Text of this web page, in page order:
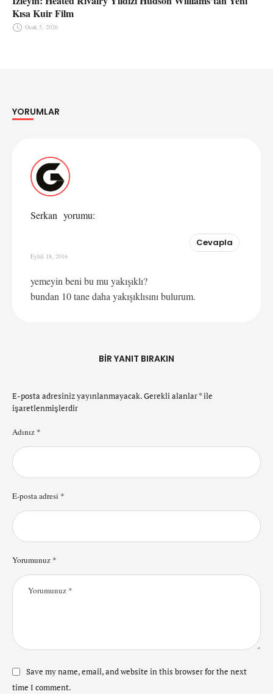
Kısa Kuir Film
Ocak 5, 2026
YORUMLAR
Serkan yorumu:
Cevapla
Eylül 18, 2016
yemeyin beni bu mu yakışıklı?
bundan 10 tane daha yakışıklısını bulurum.
BIR YANIT BIRAKIN
E-posta adresiniz yayınlanmayacak.Gerekli alanlar*ile
işaretlenmişlerdir
Yorumunuz *
Adınız *
E-posta adresi *
Save my name, email, and website in this browser for the next
time I comment.